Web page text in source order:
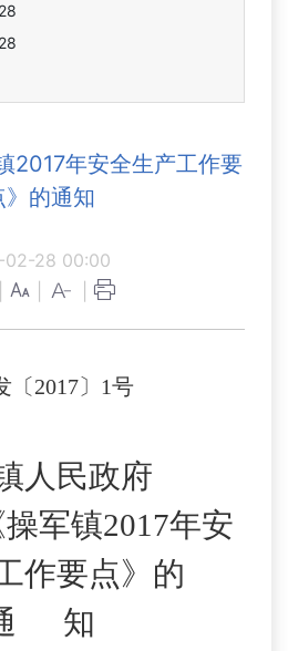
2017年安全生产工作要
》的通知
02-28 00:00
〔2017〕 1号
人民政府
操军镇201 7年安
作要点》的
知